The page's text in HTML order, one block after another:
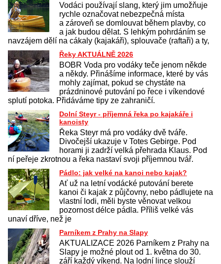
Vodáci používají slang, který jim umožňuje
rychle označovat nebezpečná místa
a zároveň se domlouvat během plavby, co
a jak budou dělat. S lehkým pohrdáním se
navzájem dělí na cákaly (kajakáři), splouvače (raftaři) a ty,
Řeky AKTUÁLNĚ 2026
BOBR Voda pro vodáky teče jenom někde
a někdy. Přinášíme informace, které by vás
mohly zajímat, pokud se chystáte na
prázdninové putování po řece i víkendové
splutí potoka. Přidáváme tipy ze zahraničí.
Dolní Steyr - příjemná řeka po kajakáře i
kanoisty
Řeka Steyr má pro vodáky dvě tváře.
Divočejší ukazuje v Totes Gebirge. Pod
horami ji zadrží velká přehrada Klaus. Pod
ní peřeje zkrotnou a řeka nastaví svoji příjemnou tvář.
Pádlo: jak velké na kanoi nebo kajak?
Ať už na letní vodácké putování berete
kanoi či kajak z půjčovny, nebo pádlujete na
vlastní lodi, měli byste věnovat velkou
pozornost délce pádla. Příliš velké vás
unaví dříve, než je
Parníkem z Prahy na Slapy
AKTUALIZACE 2026 Parníkem z Prahy na
Slapy je možné plout od 1. května do 30.
září každý víkend. Na lodní lince slouží